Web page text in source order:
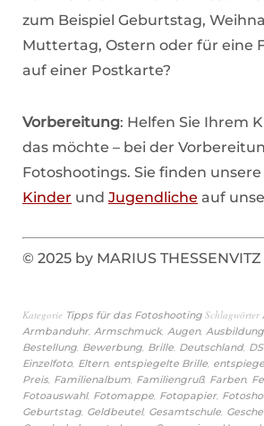
zum Beispiel Geburtstag,
Muttertag, Ostern oder für eine
auf einer Postkarte?
Vorbereitung: Helfen Sie Ihrem
das möchte – bei der
Fotoshootings. Sie finden
Kinder und Jugendliche auf
© 2025 by MARIUS THESSENVITZ
Kategorie Tipps für das Fotoshooting Schlagwörter
Armbanduhr, Armschmuck, Augen, Ausbildung
Bestellung, Bewerbung, Brille, Deutschland,
Einzelfoto, Eltern, entspiegelte Brille,
Preis, Familienalbum, Familiengruß, Farben,
Fotoauswahl, Fotomappe, Fotopapier,
Geburtstag, Geldbeutel, Gesamtschule,